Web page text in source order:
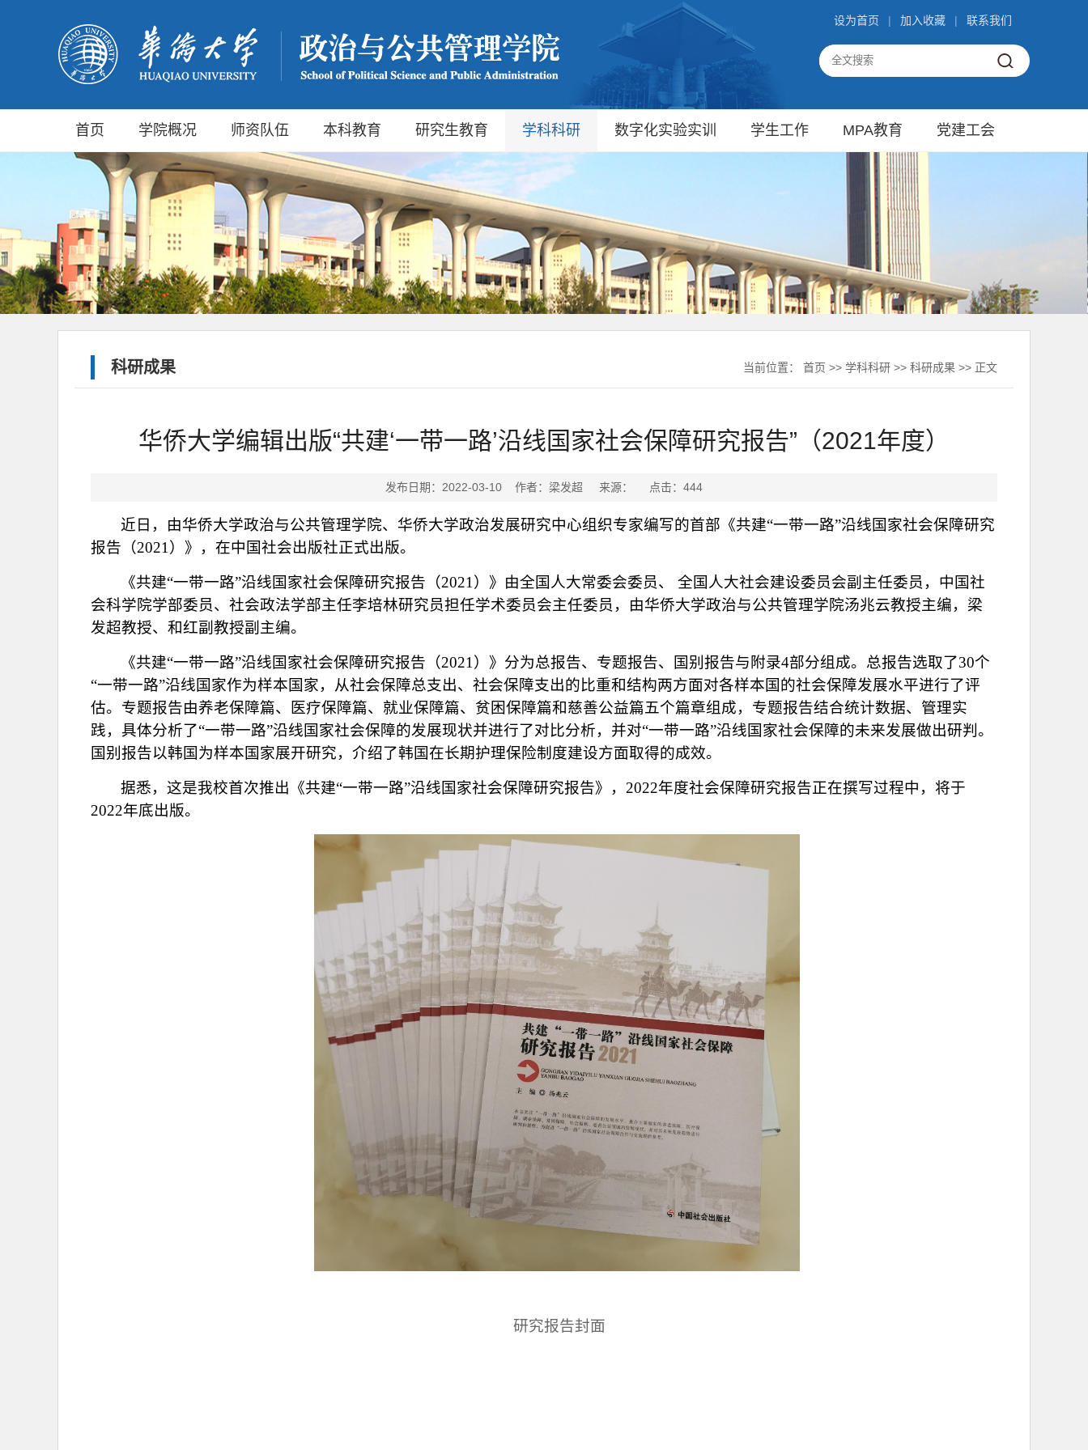
设为首页 | 加入收藏 | 联系我们
首页 学院概况 师资队伍 本科教育 研究生教育 学科科研 数字化实验实训 学生工作 MPA教育 党建工会
科研成果 当前位置： 首页 >> 学科科研 >> 科研成果 >> 正文
华侨大学编辑出版“共建‘一带一路’沿线国家社会保障研究报告”（2021年度）
发布日期：2022-03-10 作者：梁发超 来源： 点击： 444
近日，由华侨大学政治与公共管理学院、华侨大学政治发展研究中心组织专家编写的首部《共建“一带一路”沿线国家社会保障研究
报告（2021）》，在中国社会出版社正式出版。
《共建“一带一路”沿线国家社会保障研究报告（2021）》由全国人大常委会委员、 全国人大社会建设委员会副主任委员，中国社
会科学院学部委员、社会政法学部主任李培林研究员担任学术委员会主任委员，由华侨大学政治与公共管理学院汤兆云教授主编，梁
发超教授、和红副教授副主编。
《共建“一带一路”沿线国家社会保障研究报告（2021）》分为总报告、专题报告、国别报告与附录4部分组成。总报告选取了30个
“一带一路”沿线国家作为样本国家，从社会保障总支出、社会保障支出的比重和结构两方面对各样本国的社会保障发展水平进行了评
估。专题报告由养老保障篇、医疗保障篇、就业保障篇、贫困保障篇和慈善公益篇五个篇章组成，专题报告结合统计数据、管理实
践，具体分析了“一带一路”沿线国家社会保障的发展现状并进行了对比分析，并对“一带一路”沿线国家社会保障的未来发展做出研判。
国别报告以韩国为样本国家展开研究，介绍了韩国在长期护理保险制度建设方面取得的成效。
据悉，这是我校首次推出《共建“一带一路”沿线国家社会保障研究报告》，2022年度社会保障研究报告正在撰写过程中，将于
2022年底出版。
研究报告封面